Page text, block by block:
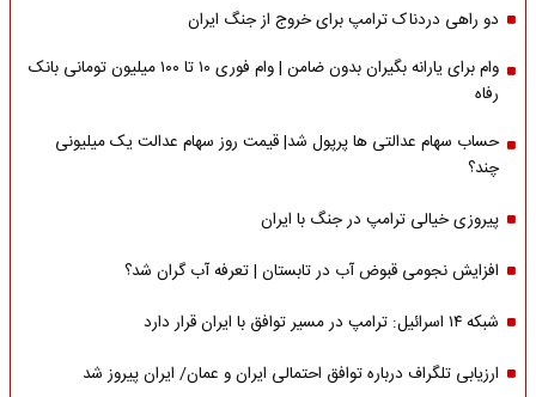
دو راهی دردناک ترامپ برای خروج از جنگ ایران
وام برای یارانه بگیران بدون ضامن | وام فوری ۱۰ تا ۱۰۰ میلیون تومانی بانک
رفاه
حساب سهام عدالتی ها پرپول شد| قیمت روز سهام عدالت یک میلیونی
چند؟
پیروزی خیالی ترامپ در جنگ با ایران
افزایش نجومی قبوض آب در تابستان | تعرفه آب گران شد؟
شبکه ۱۴ اسرائیل: ترامپ در مسیر توافق با ایران قرار دارد
ارزیابی تلگراف درباره توافق احتمالی ایران و عمان/ ایران پیروز شد